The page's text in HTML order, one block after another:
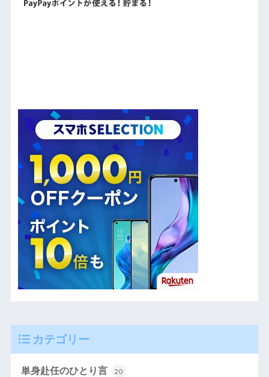
カテゴリー
単身赴任のひとり言 20